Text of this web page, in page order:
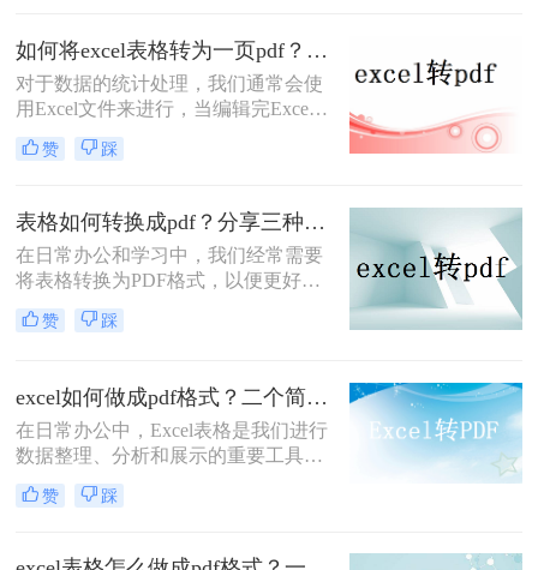
将详细介绍excel如何转换为pdf格式的
方法，帮助您轻松完成这一操作。
如何将excel表格转为一页pdf？这里给你分享这二种操作方法!
对于数据的统计处理，我们通常会使
用Excel文件来进行，当编辑完Excel
文件后，如果要将Excel文件转换为
PDF文件，我们应该怎么做？怎样把
就来给大家介绍一下excel转pdf的方
法。
赞 踩
表格如何转换成pdf？分享三种简单好用的方法！
​在日常办公和学习中，我们经常需要
将表格转换为PDF格式，以便更好地
共享、打印或保存文件。PDF格式具
有跨平台、不易被篡改的特点，能够
成pdf呢？本文将介绍三种将表格转换
为PDF的方法，帮助您轻松实现这一
目标。
赞 踩
excel如何做成pdf格式？二个简单的方法教大家！
在日常办公中，Excel表格是我们进行
数据整理、分析和展示的重要工具。
然而，有时候我们需要将Excel表格转
换成PDF格式，以便于在不同的设备
PDF格式能够保持文档的原貌，不会
赞 踩